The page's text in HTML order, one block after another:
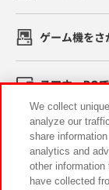
ゲーム機をさ
スマホ・PC
イベント・キ
We collect
analyze our
share
analytics and
other
have collected